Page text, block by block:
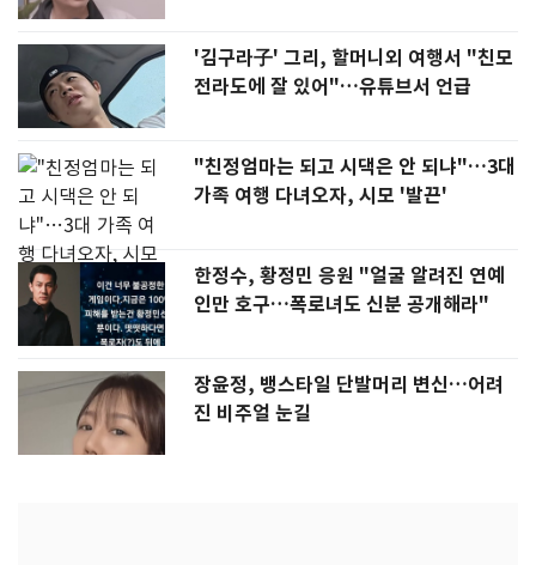
'김구라子' 그리, 할머니외 여행서 "친모
전라도에 잘 있어"…유튜브서 언급
"친정엄마는 되고 시댁은 안 되냐"…3대
가족 여행 다녀오자, 시모 '발끈'
한정수, 황정민 응원 "얼굴 알려진 연예
인만 호구…폭로녀도 신분 공개해라"
장윤정, 뱅스타일 단발머리 변신…어려
진 비주얼 눈길